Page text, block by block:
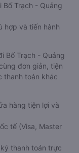
Trạch - Quảng
hợp và tiến hành
Bố Trạch - Quảng
đơn giản, tiện
thanh toán khác
hàng tiện lợi và
tế (Visa, Master
thanh toán trực